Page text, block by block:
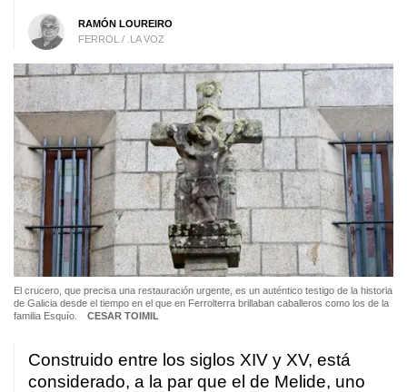
RAMÓN LOUREIRO
FERROL / .LA VOZ
El crucero, que precisa una restauración urgente, es un auténtico testigo de la historia
de Galicia desde el tiempo en el que en Ferrolterra brillaban caballeros como los de la
familia Esquío.
CESAR TOIMIL
Construido entre los siglos XIV y XV, está
considerado, a la par que el de Melide, uno